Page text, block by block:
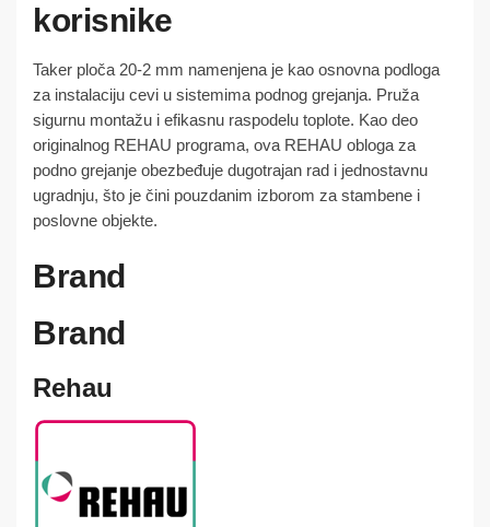
korisnike
Taker ploča 20-2 mm namenjena je kao osnovna podloga
za instalaciju cevi u sistemima podnog grejanja. Pruža
sigurnu montažu i efikasnu raspodelu toplote. Kao deo
originalnog REHAU programa, ova REHAU obloga za
podno grejanje obezbeđuje dugotrajan rad i jednostavnu
ugradnju, što je čini pouzdanim izborom za stambene i
poslovne objekte.
Brand
Brand
Rehau